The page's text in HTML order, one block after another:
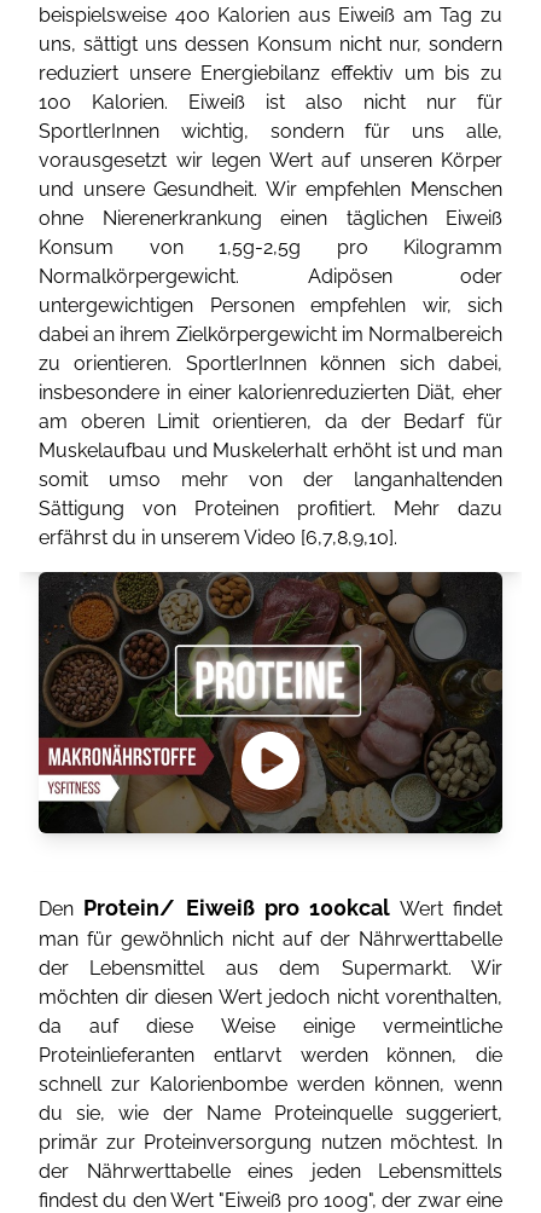
beispielsweise 400 Kalorien aus Eiweiß am Tag zu
uns, sättigt uns dessen Konsum nicht nur, sondern
reduziert unsere Energiebilanz effektiv um bis zu
100 Kalorien. Eiweiß ist also nicht nur für
SportlerInnen wichtig, sondern für uns alle,
vorausgesetzt wir legen Wert auf unseren Körper
und unsere Gesundheit. Wir empfehlen Menschen
ohne Nierenerkrankung einen täglichen Eiweiß
Konsum von 1,5g-2,5g pro Kilogramm
Normalkörpergewicht. Adipösen oder
untergewichtigen Personen empfehlen wir, sich
dabei an ihrem Zielkörpergewicht im Normalbereich
zu orientieren. SportlerInnen können sich dabei,
insbesondere in einer kalorienreduzierten Diät, eher
am oberen Limit orientieren, da der Bedarf für
Muskelaufbau und Muskelerhalt erhöht ist und man
somit umso mehr von der langanhaltenden
Sättigung von Proteinen profitiert. Mehr dazu
erfährst du in unserem Video [6,7,8,9,10].
Den Protein/ Eiweiß pro 100kcal Wert findet
man für gewöhnlich nicht auf der Nährwerttabelle
der Lebensmittel aus dem Supermarkt. Wir
möchten dir diesen Wert jedoch nicht vorenthalten,
da auf diese Weise einige vermeintliche
Proteinlieferanten entlarvt werden können, die
schnell zur Kalorienbombe werden können, wenn
du sie, wie der Name Proteinquelle suggeriert,
primär zur Proteinversorgung nutzen möchtest. In
der Nährwerttabelle eines jeden Lebensmittels
findest du den Wert "Eiweiß pro 100g", der zwar eine